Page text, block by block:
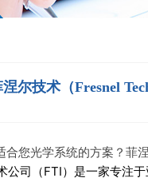
涅尔技术（Fresnel
合您光学系统的方案？菲
公司（FTI）是一家专注